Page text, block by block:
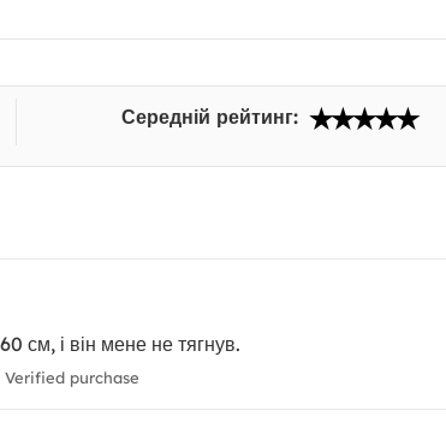
Середній рейтинг:
см, і він мене не тягнув.
Verified purchase